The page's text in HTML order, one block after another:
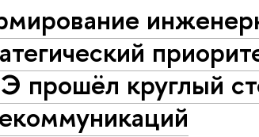
прошёл круглый